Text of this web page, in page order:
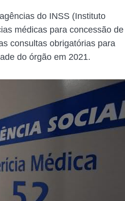
do INSS (Instituto
médicas para concessão de
consultas obrigatórias para
do órgão em 2021.